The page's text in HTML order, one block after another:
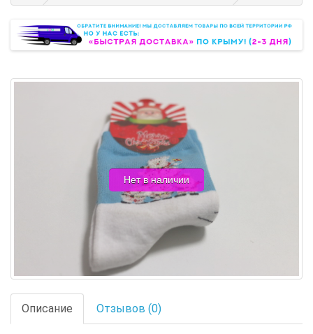
Нет в наличии
Описание Отзывов (0)